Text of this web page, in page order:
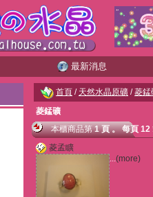
最新消息
首頁 / 天然水晶原礦 /菱錳
菱錳礦
本櫃商品第1 頁。每頁 12
菱孟矌
...(more)